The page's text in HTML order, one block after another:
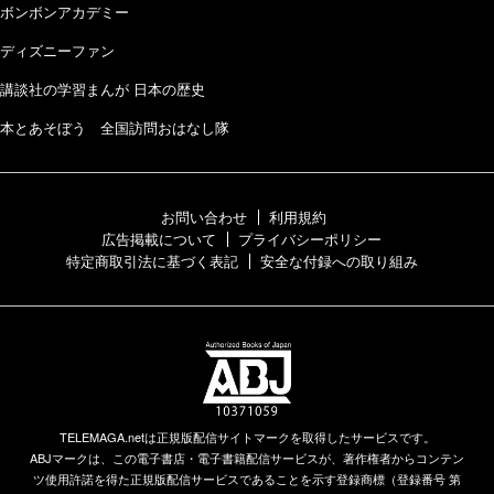
ボンボンアカデミー
ディズニーファン
講談社の学習まんが 日本の歴史
本とあそぼう 全国訪問おはなし隊
お問い合わせ
利用規約
広告掲載について
プライバシーポリシー
特定商取引法に基づく表記
安全な付録への取り組み
TELEMAGA.netは正規版配信サイトマークを取得したサービスです。
ABJマークは、この電子書店・電子書籍配信サービスが、著作権者からコンテン
ツ使用許諾を得た正規版配信サービスであることを示す登録商標（登録番号 第